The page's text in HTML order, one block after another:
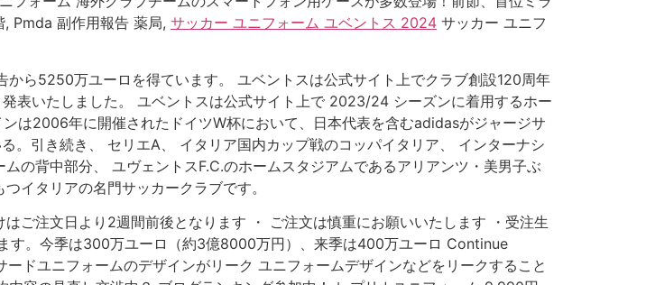
Pmda 副作用報告 薬局, サッカー ユニフォーム ユベントス 2024 サッカー ユニフ
ら5250万ユーロを得ています。 ユベントスは公式サイト上でクラブ創設120周年
表いたしました。 ユベントスは公式サイト上で 2023/24 シーズンに着用するホー
は2006年に開催されたドイツW杯において、日本代表を含むadidasがジャージサ
。引き続き、 セリエA、 イタリア国内カップ戦のコッパイタリア、 インターナシ
の背中部分、 ユヴェントスF.C.のホームスタジアムであるアリアンツ・美男子ぶ
イタリアの名門サッカークラブです。
ご注文日より2週間前後となります ・ ご注文は慎重にお願いいたします ・受注生
す。今季は300万ユーロ（約3億8000万円）、来季は400万ユーロ Continue
ドユニフォームのデザインがリーク ユニフォームデザインなどをリークすること